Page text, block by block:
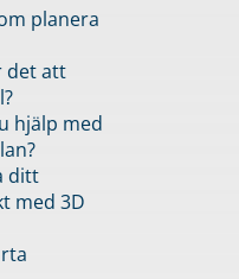
planera
det att
hjälp med
ditt
med 3D